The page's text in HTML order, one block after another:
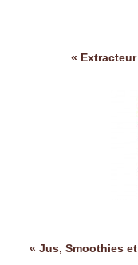
«
« Jus, Smoothies